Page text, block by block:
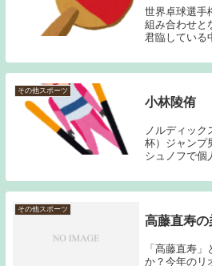
世界卓球選手
組み合わせと
君臨している
であり張本で
したカットマ
その他スポーツ
小林陵侑
ノルディック
杯）ジャンプ
シュノフで個
ホーム）が合
げ、葛西紀明
その他スポーツ
高藤直寿
「髙藤直寿
か？今年のリ